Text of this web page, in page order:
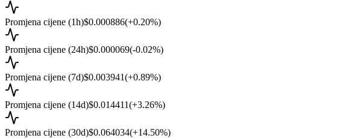
Promjena cijene (1h)$0.000886(+0.20%)
Promjena cijene (24h)$0.000069(-0.02%)
Promjena cijene (7d)$0.003941(+0.89%)
Promjena cijene (14d)$0.014411(+3.26%)
Promjena cijene (30d)$0.064034(+14.50%)